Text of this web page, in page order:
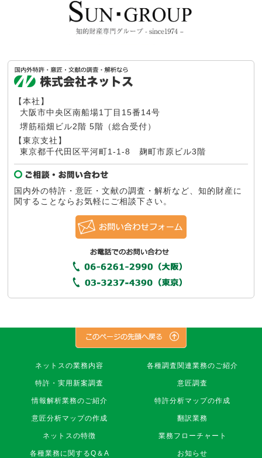
【本社】
大阪市中央区南船場1丁目15番14号
堺筋稲畑ビル2階 5階（総合受付）
【東京支社】
東京都千代田区平河町1-1-8
麹町市原ビル3階
国内外の特許・意匠・文献の調査・解析など、知的財産に
関することならお気軽にご相談下さい。
ネットスの業務内容 各種調査関連業務のご紹介
特許・実用新案調査 意匠調査
情報解析業務のご紹介 特許分析マップの作成
意匠分析マップの作成 翻訳業務
ネットスの特徴 業務フローチャート
各種業務に関するQ＆A お知らせ